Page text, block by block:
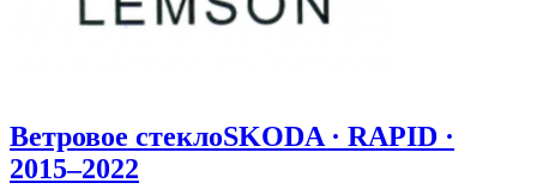
Ветровое стеклоSKODA · RAPID ·
2015–2022